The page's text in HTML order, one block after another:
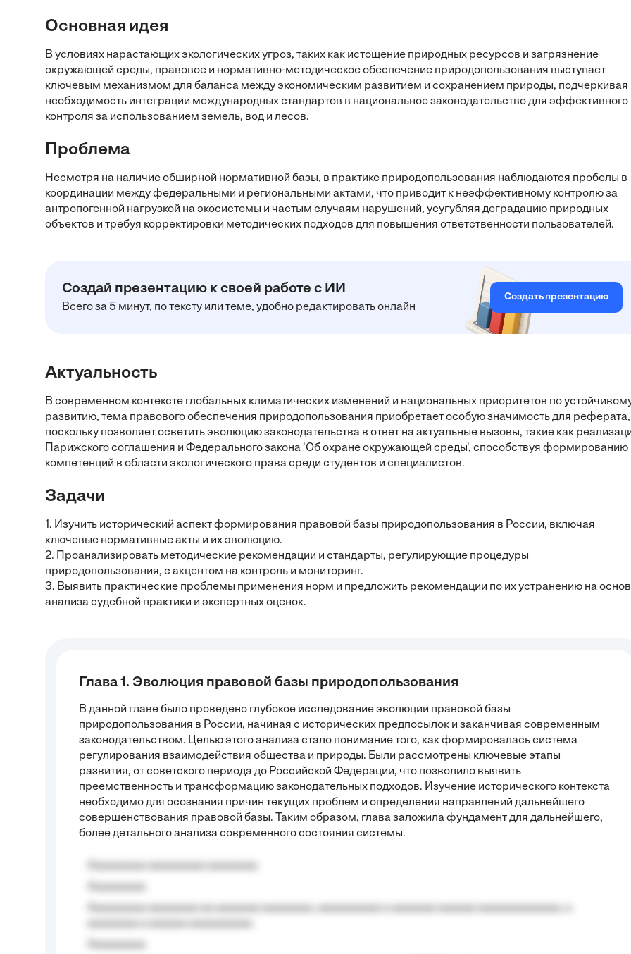
Основная идея
В условиях нарастающих экологических угроз, таких как истощение природных ресурсов и загрязнение
окружающей среды, правовое и нормативно-методическое обеспечение природопользования выступает
ключевым механизмом для баланса между экономическим развитием и сохранением природы, подчеркивая
необходимость интеграции международных стандартов в национальное законодательство для эффективного
контроля за использованием земель, вод и лесов.
Проблема
Несмотря на наличие обширной нормативной базы, в практике природопользования наблюдаются пробелы в
координации между федеральными и региональными актами, что приводит к неэффективному контролю за
антропогенной нагрузкой на экосистемы и частым случаям нарушений, усугубляя деградацию природных
объектов и требуя корректировки методических подходов для повышения ответственности пользователей.
Создай презентацию к своей работе с ИИ
Всего за 5 минут, по тексту или теме, удобно редактировать онлайн
Создать презентацию
Актуальность
В современном контексте глобальных климатических изменений и национальных приоритетов по
развитию, тема правового обеспечения природопользования приобретает особую значимость для реферата,
поскольку позволяет осветить эволюцию законодательства в ответ на актуальные вызовы, такие как
Парижского соглашения и Федерального закона 'Об охране окружающей среды', способствуя формированию
компетенций в области экологического права среди студентов и специалистов.
Задачи
1. Изучить исторический аспект формирования правовой базы природопользования в России, включая
ключевые нормативные акты и их эволюцию.
2. Проанализировать методические рекомендации и стандарты, регулирующие процедуры
природопользования, с акцентом на контроль и мониторинг.
3. Выявить практические проблемы применения норм и предложить рекомендации по их устранению на
анализа судебной практики и экспертных оценок.
Глава 1. Эволюция правовой базы природопользования
В данной главе было проведено глубокое исследование эволюции правовой базы
природопользования в России, начиная с исторических предпосылок и заканчивая современным
законодательством. Целью этого анализа стало понимание того, как формировалась система
регулирования взаимодействия общества и природы. Были рассмотрены ключевые этапы
развития, от советского периода до Российской Федерации, что позволило выявить
преемственность и трансформацию законодательных подходов. Изучение исторического контекста
необходимо для осознания причин текущих проблем и определения направлений дальнейшего
совершенствования правовой базы. Таким образом, глава заложила фундамент для дальнейшего,
более детального анализа современного состояния системы.